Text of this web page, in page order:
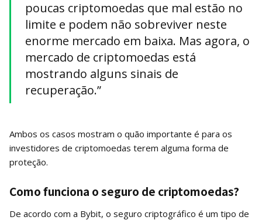
poucas criptomoedas que mal estão no
limite e podem não sobreviver neste
enorme mercado em baixa. Mas agora, o
mercado de criptomoedas está
mostrando alguns sinais de
recuperação.”
Ambos os casos mostram o quão importante é para os
investidores de criptomoedas terem alguma forma de
proteção.
Como funciona o seguro de criptomoedas?
De acordo com a Bybit, o seguro criptográfico é um tipo de